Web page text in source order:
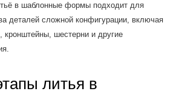
в шаблонные формы подходит для
деталей сложной конфигурации, включая
кронштейны, шестерни и другие
литья в